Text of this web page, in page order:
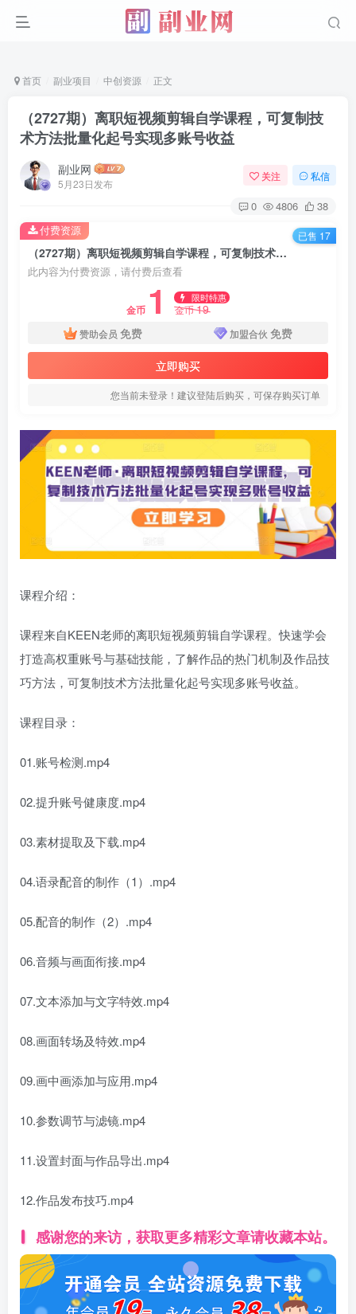
首页 副业项目 中创资源 正文
（2727期）离职短视频剪辑自学课程，可复制技
术方法批量化起号实现多账号收益
副业网
5月23日发布
关注 私信
0 4806 38
（2727期）离职短视频剪辑自学课程，可复制技术方法批量化起号实现多账号收益
此内容为付费资源，请付费后查看
金币 1 限时特惠
金币19
赞助会员 免费 加盟合伙 免费
立即购买
您当前未登录！建议登陆后购买，可保存购买订单
付费资源 已售 17
课程介绍：
课程来自KEEN老师的离职短视频剪辑自学课程。快速学会
打造高权重账号与基础技能，了解作品的热门机制及作品技
巧方法，可复制技术方法批量化起号实现多账号收益。
课程目录：
01.账号检测.mp4
02.提升账号健康度.mp4
03.素材提取及下载.mp4
04.语录配音的制作（1）.mp4
05.配音的制作（2）.mp4
06.音频与画面衔接.mp4
07.文本添加与文字特效.mp4
08.画面转场及特效.mp4
09.画中画添加与应用.mp4
10.参数调节与滤镜.mp4
11.设置封面与作品导出.mp4
12.作品发布技巧.mp4
感谢您的来访，获取更多精彩文章请收藏本站。